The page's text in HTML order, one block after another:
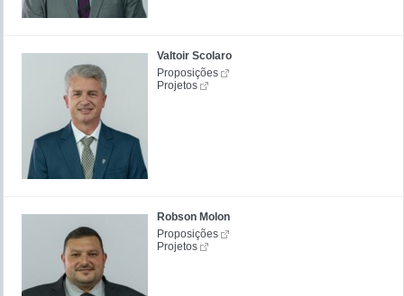
Valtoir Scolaro
Proposições
Projetos
Robson Molon
Proposições
Projetos